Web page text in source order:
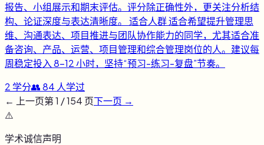
报告、小组展示和期末评估。评分除正确性外，更关注分析结
构、论证深度与表达清晰度。 适合人群 适合希望提升管理思
维、沟通表达、项目推进与团队协作能力的同学，尤其适合准
备咨询、产品、运营、项目管理和综合管理岗位的人。建议每
周稳定投入 8-12 小时，坚持“预习-练习-复盘”节奏。
2 学分👥84 人学过
← 上一页第1 /154 页下一页 →
⚠️
学术诚信声明